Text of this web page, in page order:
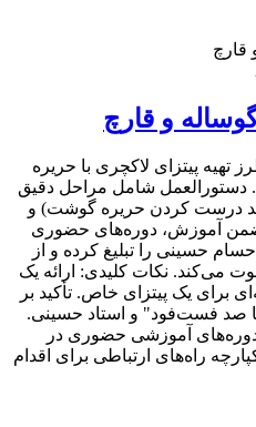
و قارچ
پیتزای لاکچری با حریره
دستورالعمل شامل مراحل دقیق
درست کردن حریره گوشت) و
ضمن آموزش، دوره‌های حضوری
حسینی را تبلیغ کرده و از
می‌کند. نکات کلیدی: ارائه یک
برای یک پیتزای خاص. تأکید بر
صد فست‌فود" و استاد حسینی.
آموزشی حضوری در
راه‌های ارتباطی برای اقدام